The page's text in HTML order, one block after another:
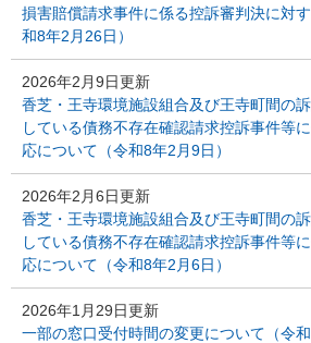
損害賠償請求事件に係る控訴審判決に対
和8年2月26日）
2026年2月9日更新
香芝・王寺環境施設組合及び王寺町間の
している債務不存在確認請求控訴事件等
応について（令和8年2月9日）
2026年2月6日更新
香芝・王寺環境施設組合及び王寺町間の
している債務不存在確認請求控訴事件等
応について（令和8年2月6日）
2026年1月29日更新
一部の窓口受付時間の変更について（令和